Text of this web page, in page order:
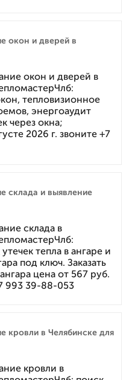
окон и дверей в
окон и дверей в
тепловизионное
энергоаудит
через окна;
2026 г. звоните +7
склада и выявление
склада в
тепла в ангаре и
под ключ. Заказать
цена от 567 руб.
993 39-88-053
кровли в Челябинске для
кровли в